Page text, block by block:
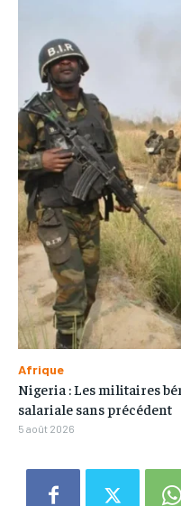
Afrique
Nigeria : Les militaires
salariale sans précédent
5 août 2026